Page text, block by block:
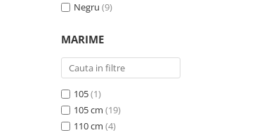
Negru (9)
MARIME
105(1)
105 cm (19)
110 cm (4)